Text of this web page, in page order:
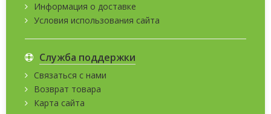
Информация о доставке
Условия использования сайта
Служба поддержки
Связаться с нами
Возврат товара
Карта сайта